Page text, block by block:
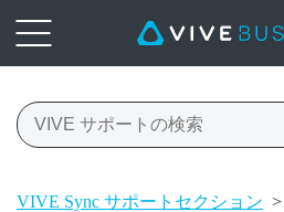
VIVE Sync サポートセクション >